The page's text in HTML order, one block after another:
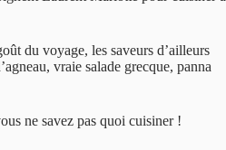
du voyage, les saveurs d’ailleurs
vraie salade grecque, panna
ne savez pas quoi cuisiner !